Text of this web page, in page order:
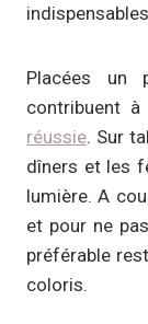
Placées un
contribuent à
réussie. Sur
dîners et les
lumière. A
et pour ne
préférable
coloris.